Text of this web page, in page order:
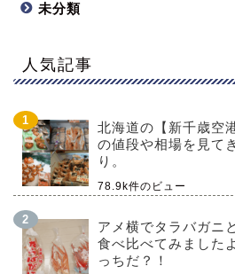
未分類
人気記事
北海道の【新千歳空
の値段や相場を見て
り。
78.9k件のビュー
アメ横でタラバガニ
食べ比べてみました
っちだ？！